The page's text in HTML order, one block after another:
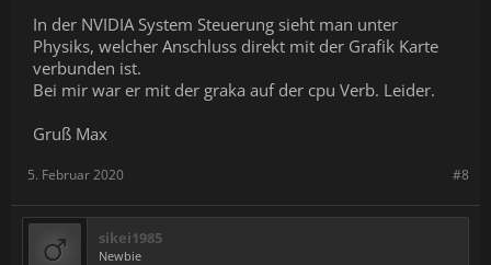
In der NVIDIA System Steuerung sieht man unter
Physiks, welcher Anschluss direkt mit der Grafik Karte
verbunden ist.
Bei mir war er mit der graka auf der cpu Verb. Leider.
Gruß Max
#8
5. Februar 2020
sikei1985
Newbie